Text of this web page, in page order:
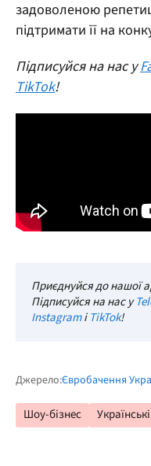
задоволеною
підтримати її на
Підписуйся на нас у
TikTok!
Приєднуйся до нашої
Підписуйся на нас у
InstagramіTikTok!
Джерело:Євробачення
Шоу-бізнес